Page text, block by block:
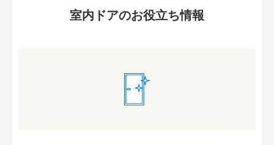
室内ドアのお役立ち情報